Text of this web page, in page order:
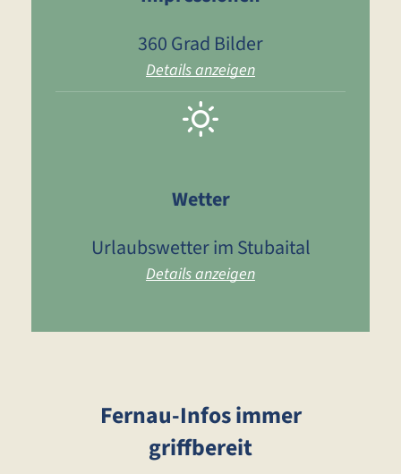
360 Grad Bilder
Details anzeigen
Wetter
Urlaubswetter im Stubaital
Details anzeigen
Fernau-Infos immer
griffbereit